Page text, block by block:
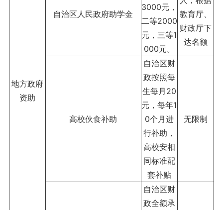
地方政府
资助
自治区人民政府助学金
3000元，
二等2000
元，三等1
000元。
教育厅、
财政厅下
达名额
高校伙食补助
自治区财
政按照每
生每月20
元，每年1
0个月进
行补助，
高校安相
同标准配
套补贴
无限制
自治区财
政全额承